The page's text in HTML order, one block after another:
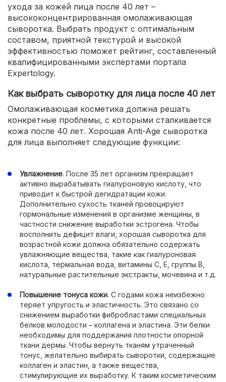
ухода за кожей лица после 40 лет –
высококонцентрированная омолаживающая
сыворотка. Выбрать продукт с оптимальным
составом, приятной текстурой и высокой
эффективностью поможет рейтинг, составленный
квалифицированными экспертами портала
Expertology.
Как выбрать сыворотку для лица после 40 лет
Омолаживающая косметика должна решать
конкретные проблемы, с которыми сталкивается
кожа после 40 лет. Хорошая Anti-Age сыворотка
для лица выполняет следующие функции:
Увлажнение. После 35 лет организм прекращает
активно вырабатывать гиалуроновую кислоту, что
приводит к быстрой дегидратации кожи.
Дополнительно сухость тканей провоцируют
гормональные изменения в организме женщины, в
частности снижение выработки эстрогена. Чтобы
восполнить дефицит влаги, хорошая сыворотка для
возрастной кожи должна обязательно содержать
увлажняющие вещества, такие как гиалуроновая
кислота, термальная вода, витамины С, Е, группы В,
натуральные растительные экстракты, мочевина и т.д.
Повышение тонуса кожи. С годами кожа неизбежно
теряет упругость и эластичность. Это связано со
снижением выработки фибробластами специальных
белков молодости – коллагена и эластина. Эти белки
необходимы для поддержания плотности опорной
ткани дермы. Чтобы вернуть тканям утраченный
тонус, желательно выбирать сыворотки, содержащие
коллаген и эластин, а также вещества,
стимулирующие их выработку. К таким косметическим